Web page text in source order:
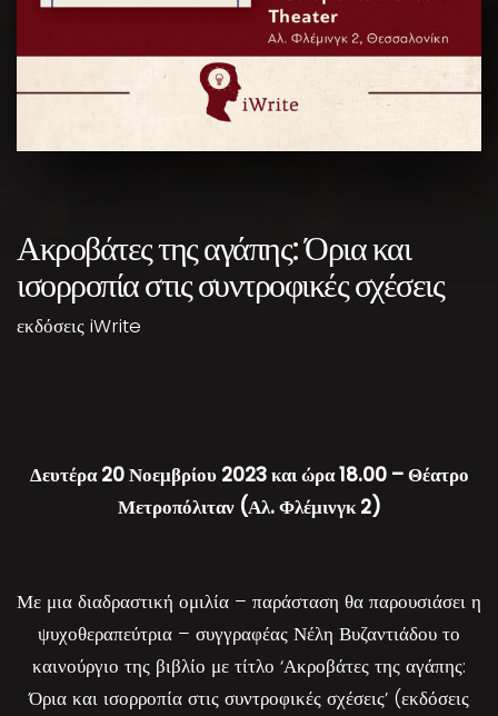
Ακροβάτες της αγάπης: Όρια και
ισορροπία στις συντροφικές σχέσεις
εκδόσεις iWrite
Δευτέρα 20 Νοεμβρίου 2023 και ώρα 18.00 – Θέατρο
Μετροπόλιταν (Αλ. Φλέμινγκ 2)
Με μια διαδραστική ομιλία – παράσταση θα παρουσιάσει η
ψυχοθεραπεύτρια – συγγραφέας Νέλη Βυζαντιάδου το
καινούργιο της βιβλίο με τίτλο ‘Ακροβάτες της αγάπης:
Όρια και ισορροπία στις συντροφικές σχέσεις’ (εκδόσεις